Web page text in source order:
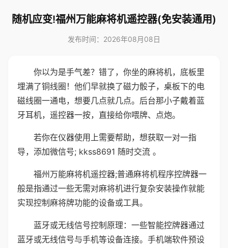
随机应变!福州万能麻将机遥控器(免安装通用)
发布时间：2026年08月08日
你以为是手气差？错了，你坐的麻将机，底板里
埋满了铜线圈！他们早就换了磁力骰子，桌板下的电
磁线圈一通电，想要几点就几点。后台那小子戴着蓝
牙耳机，遥控器一按，直接给你喂牌、点炮。
若你在仪器使用上需要帮助，想获取一对一指
导，添加微信号; kkss8691 随时交流 。
福州万能麻将机遥控器;普通麻将机程序控牌器一
般是指通过一些无需对麻将机进行复杂安装操作就能
实现控制麻将牌功能的设备或工具。
蓝牙或无线信号控制原理：一些智能控牌器通过
蓝牙或无线信号与手机等设备连接。手机端软件预设